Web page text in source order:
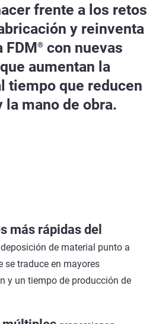
frente a los retos
y reinventa
FDM® con nuevas
aumentan la
tiempo que reducen
la mano de obra.
más rápidas del
de material punto a
se traduce en mayores
y un tiempo de producción de